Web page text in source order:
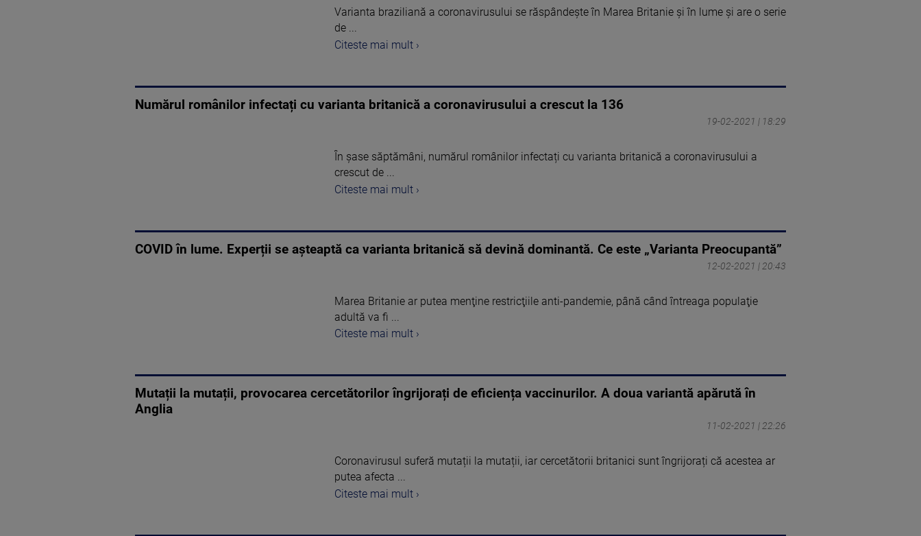
Varianta braziliană a coronavirusului se răspândește în Marea Britanie și în lume și are o serie
de ...
Citeste mai mult ›
Numărul românilor infectați cu varianta britanică a coronavirusului a crescut la 136
19-02-2021 | 18:29
În șase săptămâni, numărul românilor infectați cu varianta britanică a coronavirusului a
crescut de ...
Citeste mai mult ›
COVID în lume. Experții se așteaptă ca varianta britanică să devină dominantă. Ce este „Varianta Preocupantă”
12-02-2021 | 20:43
Marea Britanie ar putea menţine restricţiile anti-pandemie, până când întreaga populaţie
adultă va fi ...
Citeste mai mult ›
Mutații la mutații, provocarea cercetătorilor îngrijorați de eficiența vaccinurilor. A doua variantă apărută în
Anglia
11-02-2021 | 22:26
Coronavirusul suferă mutații la mutații, iar cercetătorii britanici sunt îngrijorați că acestea ar
putea afecta ...
Citeste mai mult ›